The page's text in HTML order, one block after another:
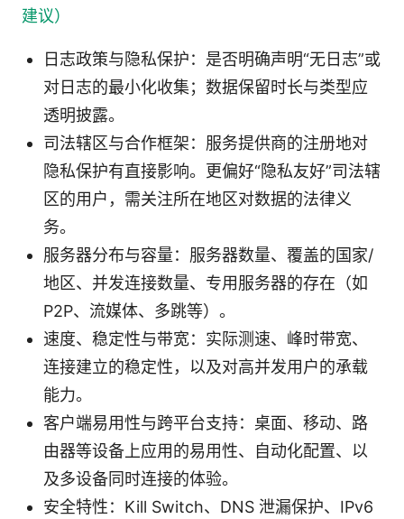
建议）
日志政策与隐私保护：是否明确声明“无日志”或
对日志的最小化收集；数据保留时长与类型应
透明披露。
司法辖区与合作框架：服务提供商的注册地对
隐私保护有直接影响。更偏好“隐私友好”司法辖
区的用户，需关注所在地区对数据的法律义
务。
服务器分布与容量：服务器数量、覆盖的国家/
地区、并发连接数量、专用服务器的存在（如
P2P、流媒体、多跳等）。
速度、稳定性与带宽：实际测速、峰时带宽、
连接建立的稳定性，以及对高并发用户的承载
能力。
客户端易用性与跨平台支持：桌面、移动、路
由器等设备上应用的易用性、自动化配置、以
及多设备同时连接的体验。
安全特性：Kill Switch、DNS 泄漏保护、IPv6